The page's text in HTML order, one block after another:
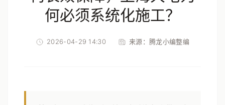
何必须系统化施工？
2026-04-29 14:30 来源： 腾龙小编整编
立即预约